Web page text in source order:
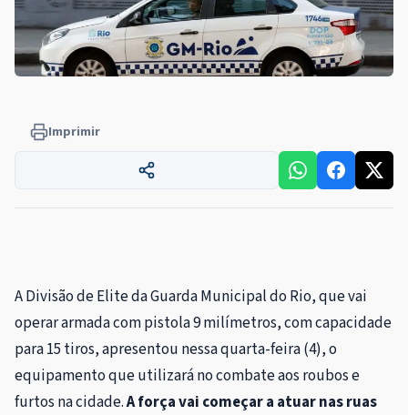
Imprimir
A Divisão de Elite da Guarda Municipal do Rio, que vai
operar armada com pistola 9 milímetros, com capacidade
para 15 tiros, apresentou nessa quarta-feira (4), o
equipamento que utilizará no combate aos roubos e
furtos na cidade.A força vai começar a atuar nas ruas